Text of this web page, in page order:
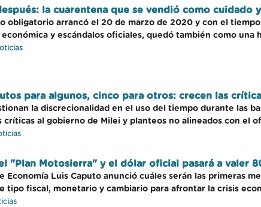
la cuarentena que se vendió como
obligatorio arrancó el 20 de marzo de 2020 y con el
económica y escándalos oficiales, quedó también como una
para algunos, cinco para otros: crecen las
la discrecionalidad en el uso del tiempo durante las
críticas al gobierno de Milei y planteos no alineados con el
"Plan Motosierra" y el dólar oficial pasará a valer
Economía Luis Caputo anunció cuáles serán las primeras
tipo fiscal, monetario y cambiario para afrontar la crisis